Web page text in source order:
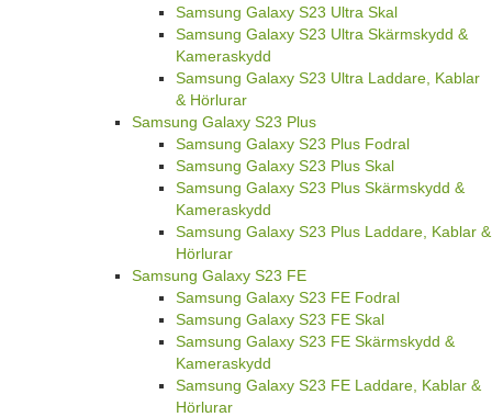
Samsung Galaxy S23 Ultra Skal
Samsung Galaxy S23 Ultra Skärmskydd &
Kameraskydd
Samsung Galaxy S23 Ultra Laddare, Kablar
& Hörlurar
Samsung Galaxy S23 Plus
Samsung Galaxy S23 Plus Fodral
Samsung Galaxy S23 Plus Skal
Samsung Galaxy S23 Plus Skärmskydd &
Kameraskydd
Samsung Galaxy S23 Plus Laddare, Kablar &
Hörlurar
Samsung Galaxy S23 FE
Samsung Galaxy S23 FE Fodral
Samsung Galaxy S23 FE Skal
Samsung Galaxy S23 FE Skärmskydd &
Kameraskydd
Samsung Galaxy S23 FE Laddare, Kablar &
Hörlurar